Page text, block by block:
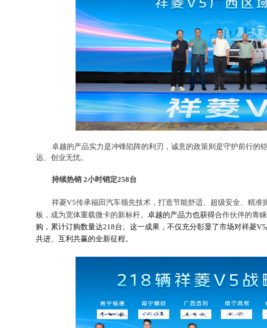
卓越的产品实力是冲锋陷阵的利刃 ， 诚意的政策则是守护前行的
远、创业无忧。
持续热销 2小时销定258台
祥菱V5传承福田汽车领先技术，打造节能舒适、超级安全、精
板，成为宽体重载微卡的新标杆。 卓越的产品力也获得合作伙伴的青睐
购，累计订购数量达218台。这一成果，不仅充分彰显了市场对祥菱
共进、互利共赢的全新征程。